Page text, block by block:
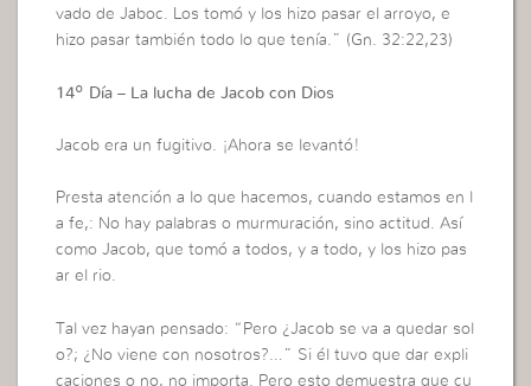
vado de Jaboc. Los tomó y los hizo pasar el arroyo, e
hizo pasar también todo lo que tenía.” (Gn. 32:22,23)
14º Día – La lucha de Jacob con Dios
Jacob era un fugitivo. ¡Ahora se levantó!
Presta atención a lo que hacemos, cuando estamos en l
a fe,: No hay palabras o murmuración, sino actitud. Así
como Jacob, que tomó a todos, y a todo, y los hizo pas
ar el rio.
Tal vez hayan pensado: “Pero ¿Jacob se va a quedar sol
o?; ¿No viene con nosotros?…” Si él tuvo que dar expli
caciones o no, no importa. Pero esto demuestra que cu